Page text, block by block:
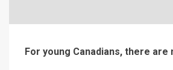
For young Canadians, there are